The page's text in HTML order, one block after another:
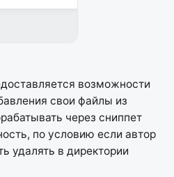
возможности
свои файлы из
через сниппет
по условию если автор
удалять в директории